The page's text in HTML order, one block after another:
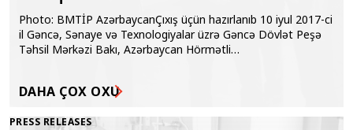
Photo: BMTİP AzərbaycanÇıxış üçün hazırlanıb 10 iyul 2017-ci
il Gəncə, Sənaye və Texnologiyalar üzrə Gəncə Dövlət Peşə
Təhsil Mərkəzi Bakı, Azərbaycan Hörmətli…
DAHA ÇOX OXU
PRESS RELEASES